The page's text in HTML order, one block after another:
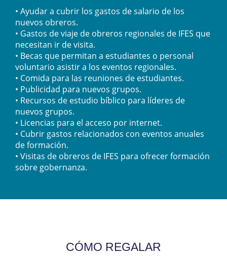
• Ayudar a cubrir los gastos de salario de los
nuevos obreros.
• Gastos de viaje de obreros regionales de IFES que
necesitan ir de visita.
• Becas que permitan a estudiantes o personal
voluntario asistir a los eventos regionales.
• Comida para las reuniones de estudiantes.
• Publicidad para nuevos grupos.
• Recursos de estudio bíblico para líderes de
nuevos grupos.
• Licencias para el acceso por internet.
• Cubrir gastos relacionados con eventos anuales
de formación.
• Visitas de obreros de IFES para ofrecer formación
sobre gobernanza.
CÓMO REGALAR